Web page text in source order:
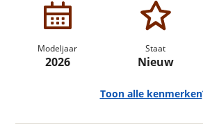
Modeljaar
2026
Staat
Nieuw
Toon alle kenmerken